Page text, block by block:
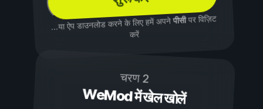
...या ऐप डाउनलोड करने के लिए हमें अपनेपीसीपर विज़िट
करें
चरण 2
WeMod में खेल खोलें